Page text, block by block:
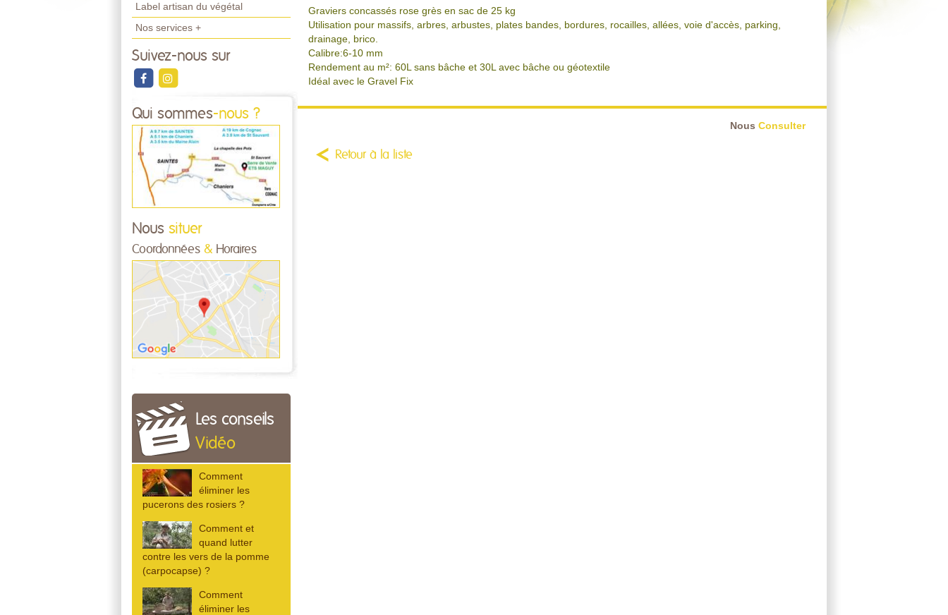
Label artisan du végétal
Nos services +
Suivez-nous sur
Qui sommes-nous ?
Nous situer
Coordonnées & Horaires
Les conseils
Vidéo
Comment
éliminer les
pucerons des rosiers ?
Comment et
quand lutter
contre les vers de la pomme
(carpocapse) ?
Comment
éliminer les
Graviers concassés rose grès en sac de 25 kg
Utilisation pour massifs, arbres, arbustes, plates bandes, bordures, rocailles, allées, voie d'accès, parking,
drainage, brico.
Calibre:6-10 mm
Rendement au m²: 60L sans bâche et 30L avec bâche ou géotextile
Idéal avec le Gravel Fix
Nous Consulter
Retour à la liste